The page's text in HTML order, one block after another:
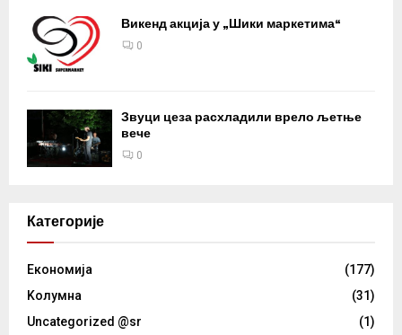
Викенд акција у „Шики маркетима“
0
Звуци цеза расхладили врело љетње
вече
0
Категорије
Eкономија
(177)
Kолумнa
(31)
Uncategorized @sr
(1)